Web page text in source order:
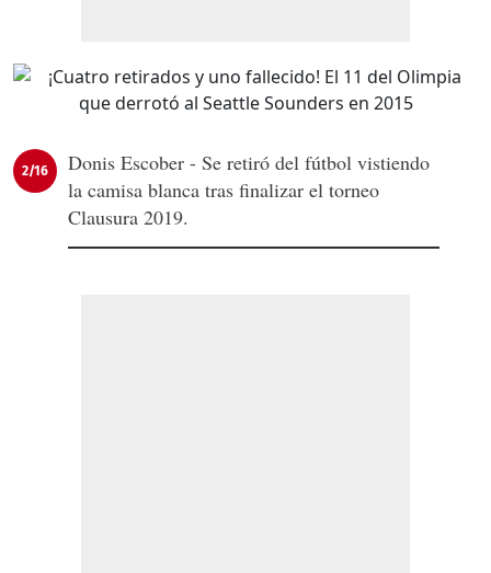
2/16
Donis Escober - Se retiró del fútbol vistiendo
la camisa blanca tras finalizar el torneo
Clausura 2019.